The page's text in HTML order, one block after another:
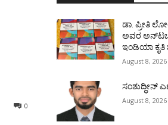
0
ಡಾ. ಪ್ರೀತಿ
ಅವರ
ಇಂಡಿಯಾ ಕೃತಿ
August 8, 2026
ಸಂಶುದ್ಧೀನ್
August 8, 2026